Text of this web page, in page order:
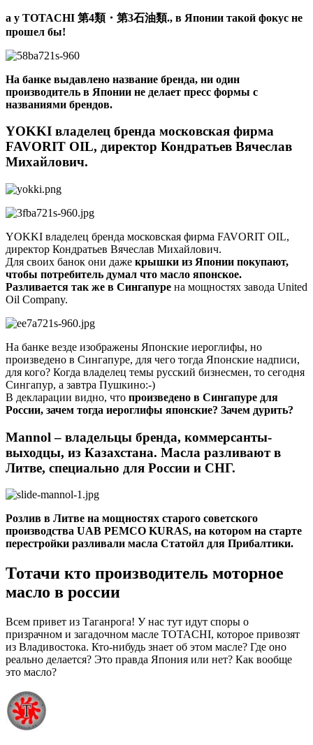
а у TOTACHI 第4類・第3石油類., в Японии такой фокус не
прошел бы!
На банке выдавлено название бренда, ни один
производитель в Японии не делает пресс формы с
названиями брендов.
YOKKI владелец бренда московская фирма
FAVORIT OIL, директор Кондратьев Вячеслав
Михайлович.
YOKKI владелец бренда московская фирма FAVORIT OIL,
директор Кондратьев Вячеслав Михайлович.
Для своих банок они даже крышки из Японии покупают,
чтобы потребитель думал что масло японское.
Разливается так же в Сингапуре на мощностях завода United
Oil Company.
На банке везде изображены Японские иероглифы, но
произведено в Сингапуре, для чего тогда Японские надписи,
для кого? Когда владелец темы русский бизнесмен, то сегодня
Сингапур, а завтра Пушкино:-)
В декларации видно, что произведено в Сингапуре для
России, зачем тогда иероглифы японские? Зачем дурить?
Mannol – владельцы бренда, коммерсанты-
выходцы, из Казахстана. Масла разливают в
Литве, специально для России и СНГ.
Розлив в Литве на мощностях старого советского
производства UAB PEMCO KURAS, на котором на старте
перестройки разливали масла Статойл для Прибалтики.
Тотачи кто производитель моторное
масло в россии
Всем привет из Таганрога! У нас тут идут споры о
призрачном и загадочном масле TOTACHI, которое привозят
из Владивостока. Кто-нибудь знает об этом масле? Где оно
реально делается? Это правда Япония или нет? Как вообще
это масло?